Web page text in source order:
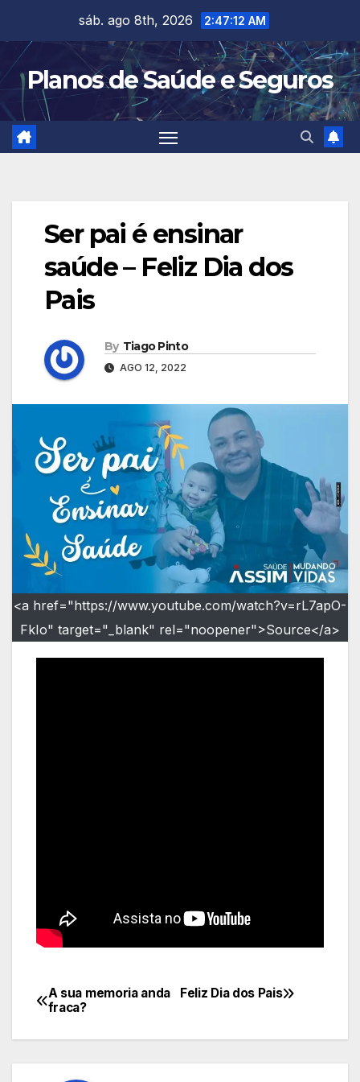
content
sáb. ago 8th, 2026 2:47:13 AM
Planos de Saúde e Seguros
Ser pai é ensinar
saúde – Feliz Dia dos
Pais
By Tiago Pinto
AGO 12, 2022
<a href="https://www.youtube.com/watch?v=rL7apO-
FkIo" target="_blank" rel="noopener">Source</a>
Navegação
de
Feliz Dia dos Pais
A sua memoria anda
fraca?